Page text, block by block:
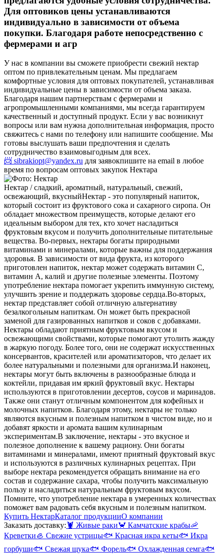
Для оптовиков цены устанавливаются
индивидуально в зависимости от объема
покупки. Благодаря работе непосредственно с
фермерами и агр
У нас в компании вы сможете приобрести свежий нектар
оптом по привлекательным ценам. Мы предлагаем
комфортные условия для оптовых покупателей, устанавливая
индивидуальные цены в зависимости от объема заказа.
Благодаря нашим партнерствам с фермерами и
агропромышленными компаниями, мы всегда гарантируем
качественный и доступный продукт. Если у вас возникнут
вопросы или вам нужна дополнительная информация, просто
свяжитесь с нами по телефону или напишите сообщение. Мы
готовы выслушать ваши предпочтения и сделать
сотрудничество взаимовыгодным для всех.
📨 sibrakiopt@yandex.ru для заявокпишите на email в любое
время по вопросам оптовых закупок Нектара
Нектар / сладкий, ароматный, натуральный, свежий,
освежающий, вкусныйНектар - это популярный напиток,
который состоит из фруктового сока и сахарного сиропа. Он
обладает множеством преимуществ, которые делают его
идеальным выбором для тех, кто хочет насладиться
фруктовым вкусом и получить дополнительные питательные
вещества. Во-первых, нектары богаты природными
витаминами и минералами, которые важны для поддержания
здоровья. В зависимости от вида фрукта, из которого
приготовлен напиток, нектар может содержать витамин С,
витамин А, калий и другие полезные элементы. Поэтому
употребление нектара помогает укрепить иммунную систему,
улучшить зрение и поддержать здоровье сердца.Во-вторых,
нектар представляет собой отличную альтернативу
безалкогольным напиткам. Он может быть прекрасной
заменой для газированных напитков и соков с добавками.
Нектары обладают приятным фруктовым вкусом и
освежающими свойствами, которые помогают утолить жажду
в жаркую погоду. Более того, они не содержат искусственных
консервантов, красителей или ароматизаторов, что делает их
более натуральными и полезными для организма.И наконец,
нектары могут быть включены в разнообразные блюда и
коктейли, придавая им яркий фруктовый вкус. Нектары
используются в приготовлении десертов, соусов и маринадов.
Также они станут отличным компонентом для кофейных и
молочных напитков. Благодаря этому, нектары не только
являются вкусным и полезным напитком в чистом виде, но и
добавят яркости и аромата вашим кулинарным
экспериментам.В заключение, нектары - это вкусное и
полезное дополнение к вашему рациону. Они богаты
витаминами и минералами, имеют приятный фруктовый вкус
и используются в различных кулинарных рецептах. При
выборе нектара рекомендуется обращать внимание на его
состав и содержание сахара, чтобы получить максимальную
пользу и насладиться натуральным фруктовым вкусом.
Помните, что употребление нектара в умеренных количествах
поможет вам радовать себя вкусным и полезным напитком.
Купить НектарКаталог продукцииО компании
Заказать доставку: 🦞 Живые раки🦀 Камчатские крабы🦐
Креветки🦪 Свежие устрицы🐟 Красная икра кеты🐟 Икра
горбуши🐟 Свежая щука🐟 Форель🐟 Охлажденная семга🐟